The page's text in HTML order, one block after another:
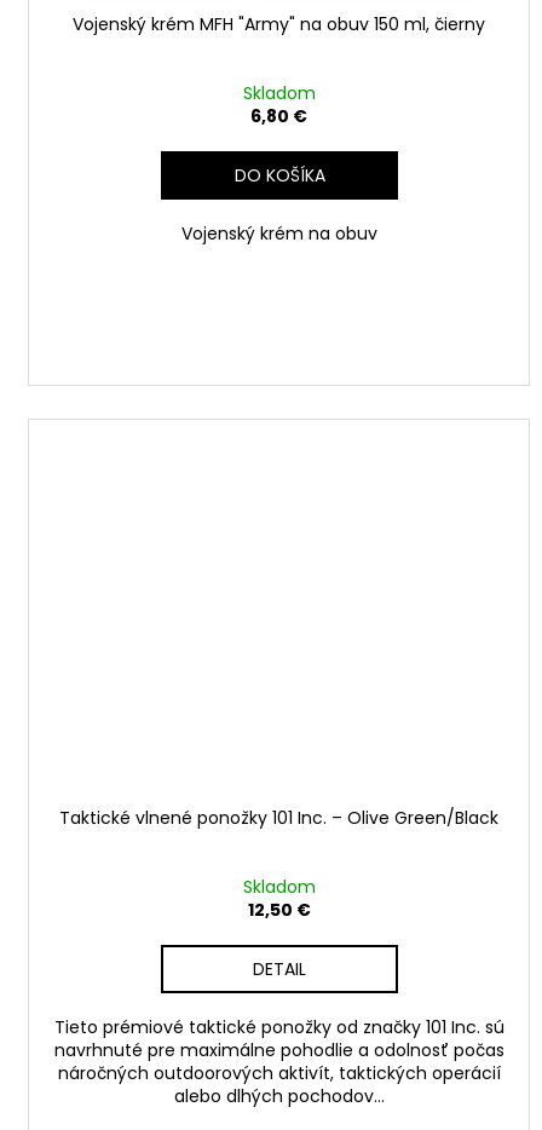
Vojenský krém MFH "Army" na obuv 150 ml, čierny
Skladom
6,80 €
DO KOŠÍKA
Vojenský krém na obuv
Taktické vlnené ponožky 101 Inc. – Olive Green/Black
Skladom
12,50 €
DETAIL
Tieto prémiové taktické ponožky od značky 101 Inc. sú
navrhnuté pre maximálne pohodlie a odolnosť počas
náročných outdoorových aktivít, taktických operácií
alebo dlhých pochodov...